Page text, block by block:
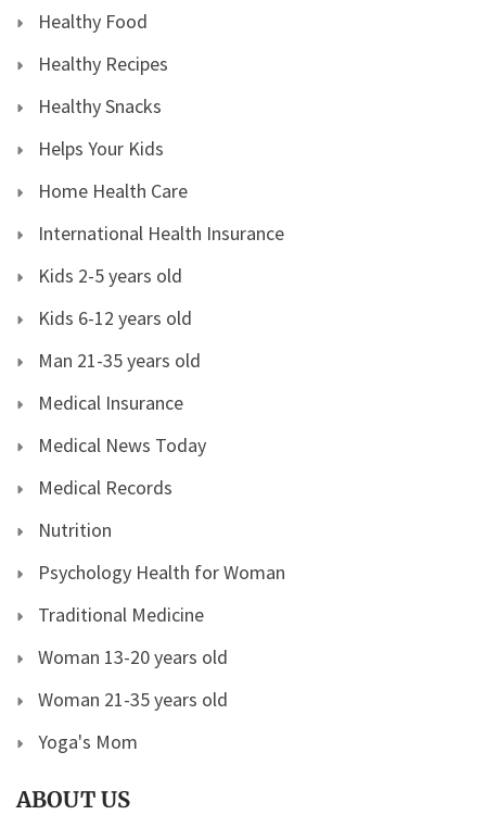
Healthy Food
Healthy Recipes
Healthy Snacks
Helps Your Kids
Home Health Care
International Health Insurance
Kids 2-5 years old
Kids 6-12 years old
Man 21-35 years old
Medical Insurance
Medical News Today
Medical Records
Nutrition
Psychology Health for Woman
Traditional Medicine
Woman 13-20 years old
Woman 21-35 years old
Yoga's Mom
ABOUT US